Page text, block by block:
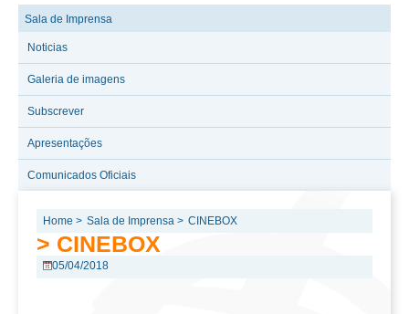
Sala de Imprensa
Noticias
Galeria de imagens
Subscrever
Apresentações
Comunicados Oficiais
Home > Sala de Imprensa > CINEBOX
> CINEBOX
05/04/2018